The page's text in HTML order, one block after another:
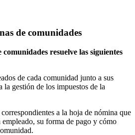
de comunidades
resuelve las siguientes
de cada comunidad junto a sus
la gestión de los impuestos de la
a la hoja de nómina que
empleado, su forma de pago y cómo